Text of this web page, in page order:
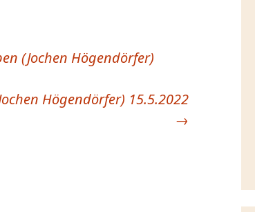
(Jochen Högendörfer)
Högendörfer) 15.5.2022
→